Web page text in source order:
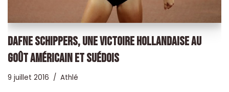
DAFNE SCHIPPERS, UNE VICTOIRE HOLLANDAISE AU
GOÛT AMÉRICAIN ET SUÉDOIS
9 juillet 2016 Athlé